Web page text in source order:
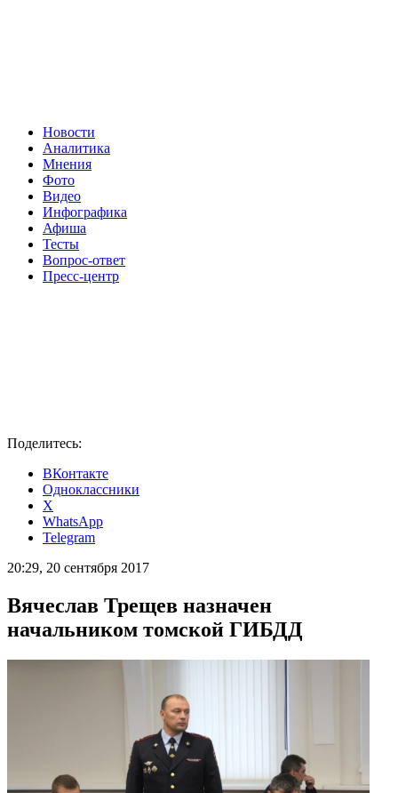
Новости
Аналитика
Мнения
Фото
Видео
Инфографика
Афиша
Тесты
Вопрос-ответ
Пресс-центр
Поделитесь:
ВКонтакте
Одноклассники
X
WhatsApp
Telegram
20:29, 20 сентября 2017
Вячеслав Трещев назначен
начальником томской ГИБДД